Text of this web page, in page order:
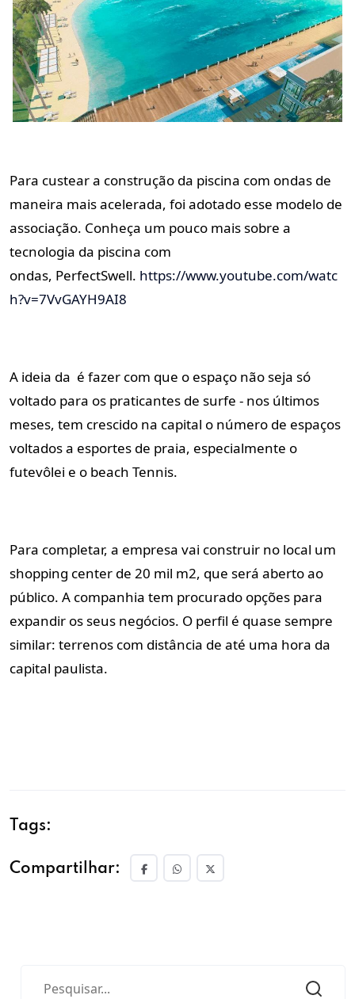
Para custear a construção da piscina com ondas de
maneira mais acelerada, foi adotado esse modelo de
associação. Conheça um pouco mais sobre a
tecnologia da piscina com
ondas, PerfectSwell. https://www.youtube.com/watc
h?v=7VvGAYH9AI8
A ideia da é fazer com que o espaço não seja só
voltado para os praticantes de surfe - nos últimos
meses, tem crescido na capital o número de espaços
voltados a esportes de praia, especialmente o
futevôlei e o beach Tennis.
Para completar, a empresa vai construir no local um
shopping center de 20 mil m2, que será aberto ao
público. A companhia tem procurado opções para
expandir os seus negócios. O perfil é quase sempre
similar: terrenos com distância de até uma hora da
capital paulista.
Tags:
Compartilhar: